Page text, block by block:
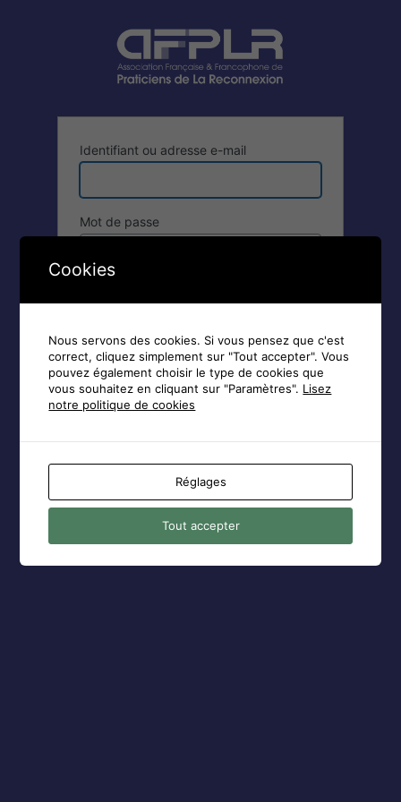
Identifiant ou adresse e-mail
Mot de passe
Inscription | Mot de passe oublié ?
Politique de confidentialité
Cookies
Nous servons des cookies. Si vous pensez que c'est
correct, cliquez simplement sur "Tout accepter". Vous
pouvez également choisir le type de cookies que
vous souhaitez en cliquant sur "Paramètres". Lisez
notre politique de cookies
Réglages
Tout accepter